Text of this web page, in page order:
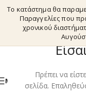
Πρέπει να
σελίδα.
Το κατάστημα θα
Παραγγελίες που
χρονικού
ΜΕΝΟΎ